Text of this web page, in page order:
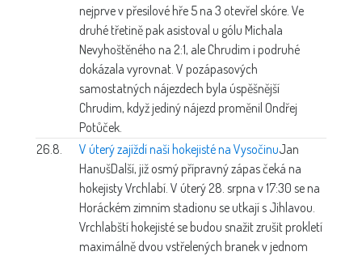
nejprve v přesilové hře 5 na 3 otevřel skóre. Ve
druhé třetině pak asistoval u gólu Michala
Nevyhoštěného na 2:1, ale Chrudim i podruhé
dokázala vyrovnat. V pozápasových
samostatných nájezdech byla úspěšnější
Chrudim, když jediný nájezd proměnil Ondřej
Potůček.
26.8.
V úterý zajíždí naši hokejisté na VysočinuJan
HanušDalší, již osmý přípravný zápas čeká na
hokejisty Vrchlabí. V úterý 28. srpna v 17:30 se na
Horáckém zimním stadionu se utkají s Jihlavou.
Vrchlabští hokejisté se budou snažit zrušit prokletí
maximálně dvou vstřelených branek v jednom